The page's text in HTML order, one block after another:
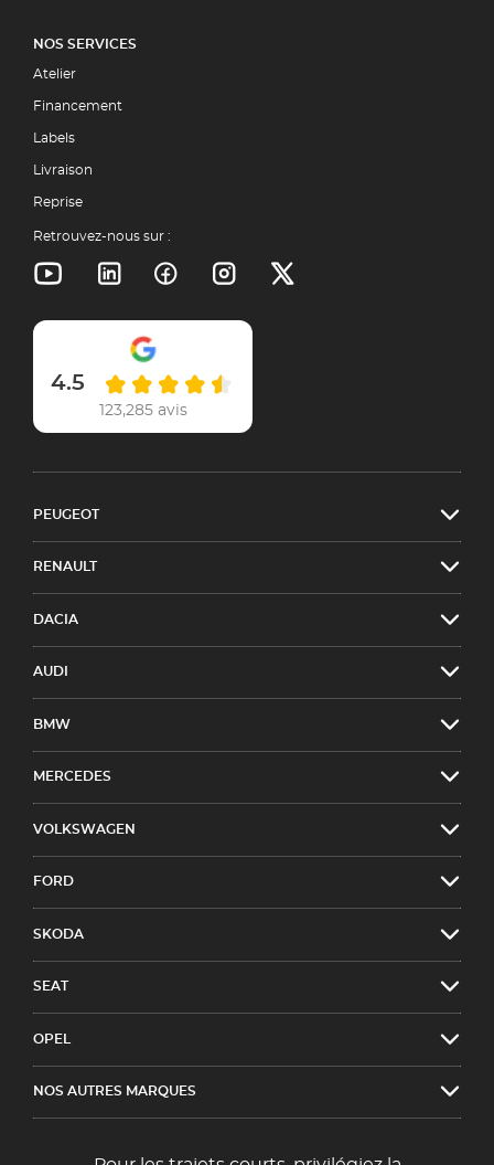
NOS SERVICES
Atelier
Financement
Labels
Livraison
Reprise
Retrouvez-nous sur :
4.5
123,285 avis
PEUGEOT
RENAULT
DACIA
AUDI
BMW
MERCEDES
VOLKSWAGEN
FORD
SKODA
SEAT
OPEL
NOS AUTRES MARQUES